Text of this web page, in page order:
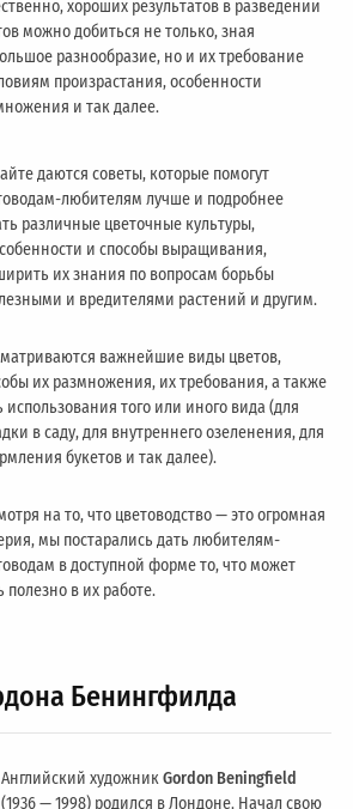
хороших результатов в разведении
можно добиться не только, зная
разнообразие, но и их требование
произрастания, особенности
и так далее.
даются советы, которые помогут
любителям лучше и подробнее
различные цветочные культуры,
и способы выращивания,
их знания по вопросам борьбы
и вредителями растений и другим.
важнейшие виды цветов,
их размножения, их требования, а также
использования того или иного вида (для
в саду, для внутреннего озеленения, для
букетов и так далее).
на то, что цветоводство — это огромная
мы постарались дать любителям-
в доступной форме то, что может
полезно в их работе.
Бенингфилда
Английский художникGordon Beningfield
(1936 — 1998) родился в Лондоне. Начал свою